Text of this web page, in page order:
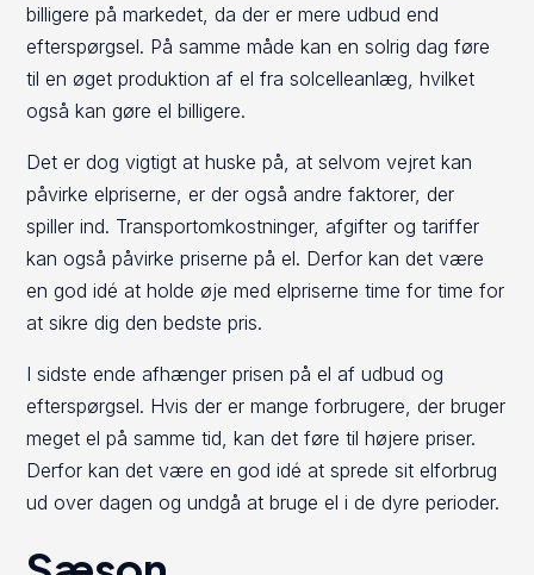
billigere på markedet, da der er mere udbud end
efterspørgsel. På samme måde kan en solrig dag føre
til en øget produktion af el fra solcelleanlæg, hvilket
også kan gøre el billigere.
Det er dog vigtigt at huske på, at selvom vejret kan
påvirke elpriserne, er der også andre faktorer, der
spiller ind. Transportomkostninger, afgifter og tariffer
kan også påvirke priserne på el. Derfor kan det være
en god idé at holde øje med elpriserne time for time for
at sikre dig den bedste pris.
I sidste ende afhænger prisen på el af udbud og
efterspørgsel. Hvis der er mange forbrugere, der bruger
meget el på samme tid, kan det føre til højere priser.
Derfor kan det være en god idé at sprede sit elforbrug
ud over dagen og undgå at bruge el i de dyre perioder.